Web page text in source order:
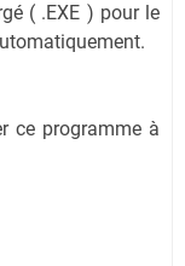
( .EXE ) pour le
ce programme à